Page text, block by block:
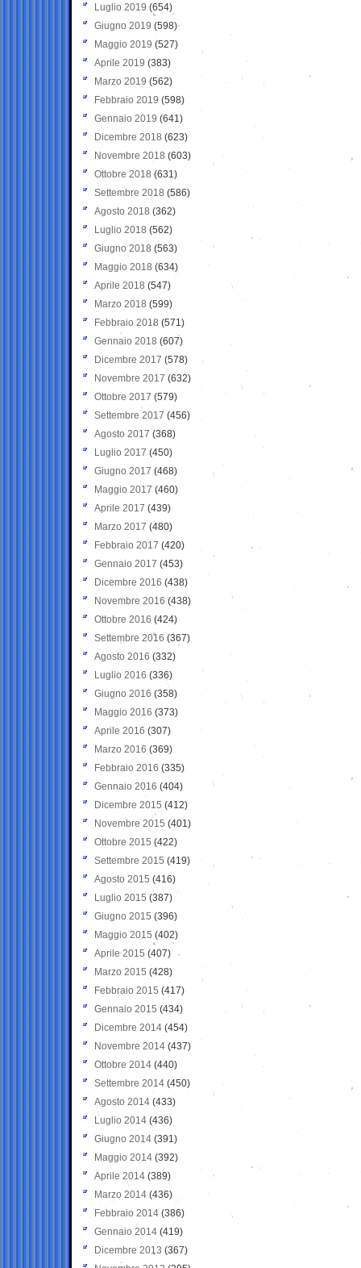
Luglio 2019 (654)
Giugno 2019 (598)
Maggio 2019 (527)
Aprile 2019 (383)
Marzo 2019 (562)
Febbraio 2019 (598)
Gennaio 2019 (641)
Dicembre 2018 (623)
Novembre 2018 (603)
Ottobre 2018 (631)
Settembre 2018 (586)
Agosto 2018 (362)
Luglio 2018 (562)
Giugno 2018 (563)
Maggio 2018 (634)
Aprile 2018 (547)
Marzo 2018 (599)
Febbraio 2018 (571)
Gennaio 2018 (607)
Dicembre 2017 (578)
Novembre 2017 (632)
Ottobre 2017 (579)
Settembre 2017 (456)
Agosto 2017 (368)
Luglio 2017 (450)
Giugno 2017 (468)
Maggio 2017 (460)
Aprile 2017 (439)
Marzo 2017 (480)
Febbraio 2017 (420)
Gennaio 2017 (453)
Dicembre 2016 (438)
Novembre 2016 (438)
Ottobre 2016 (424)
Settembre 2016 (367)
Agosto 2016 (332)
Luglio 2016 (336)
Giugno 2016 (358)
Maggio 2016 (373)
Aprile 2016 (307)
Marzo 2016 (369)
Febbraio 2016 (335)
Gennaio 2016 (404)
Dicembre 2015 (412)
Novembre 2015 (401)
Ottobre 2015 (422)
Settembre 2015 (419)
Agosto 2015 (416)
Luglio 2015 (387)
Giugno 2015 (396)
Maggio 2015 (402)
Aprile 2015 (407)
Marzo 2015 (428)
Febbraio 2015 (417)
Gennaio 2015 (434)
Dicembre 2014 (454)
Novembre 2014 (437)
Ottobre 2014 (440)
Settembre 2014 (450)
Agosto 2014 (433)
Luglio 2014 (436)
Giugno 2014 (391)
Maggio 2014 (392)
Aprile 2014 (389)
Marzo 2014 (436)
Febbraio 2014 (386)
Gennaio 2014 (419)
Dicembre 2013 (367)